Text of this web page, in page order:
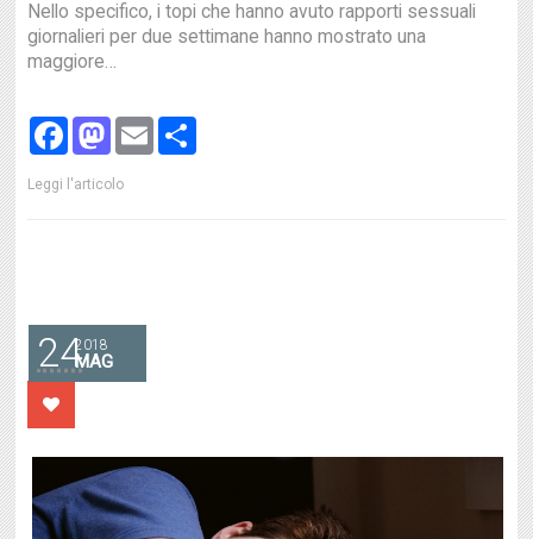
Nello specifico, i topi che hanno avuto rapporti sessuali
giornalieri per due settimane hanno mostrato una
maggiore…
Facebook
Mastodon
Email
Leggi l'articolo
242018
MAG